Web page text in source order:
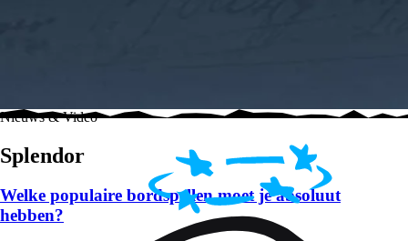
Nieuws & Video
Splendor
Welke populaire bordspellen moet je absoluut
hebben?